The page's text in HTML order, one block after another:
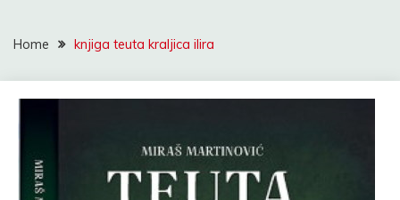
Home knjiga teuta kraljica ilira